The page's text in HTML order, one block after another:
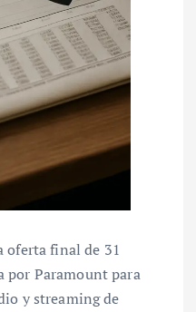
final de 31
por Paramount para
y streaming de